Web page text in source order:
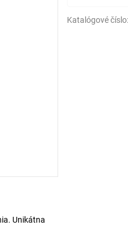
Katalógové číslo:
Unikátna